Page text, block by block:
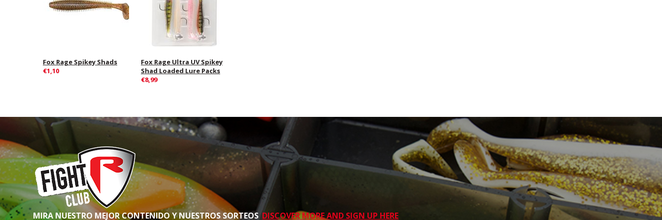
Fox Rage Spikey Shads
€1,10
Fox Rage Ultra UV Spikey
Shad Loaded Lure Packs
€8,99
MIRA NUESTRO MEJOR CONTENIDO Y NUESTROS SORTEOSDISCOVER MORE AND SIGN UP HERE